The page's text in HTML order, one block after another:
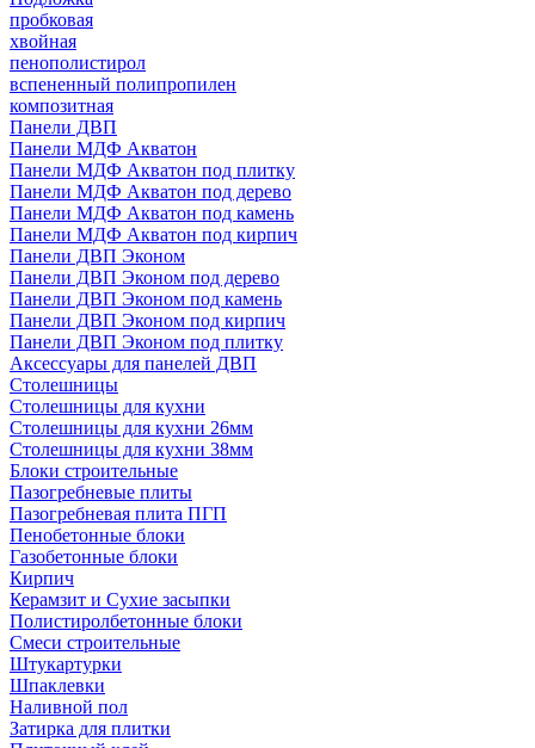
пробковая
хвойная
пенополистирол
вспененный полипропилен
композитная
Панели ДВП
Панели МДФ Акватон
Панели МДФ Акватон под плитку
Панели МДФ Акватон под дерево
Панели МДФ Акватон под камень
Панели МДФ Акватон под кирпич
Панели ДВП Эконом
Панели ДВП Эконом под дерево
Панели ДВП Эконом под камень
Панели ДВП Эконом под кирпич
Панели ДВП Эконом под плитку
Аксессуары для панелей ДВП
Столешницы
Столешницы для кухни
Столешницы для кухни 26мм
Столешницы для кухни 38мм
Блоки строительные
Пазогребневые плиты
Пазогребневая плита ПГП
Пенобетонные блоки
Газобетонные блоки
Кирпич
Керамзит и Сухие засыпки
Полистиролбетонные блоки
Смеси строительные
Штукартурки
Шпаклевки
Наливной пол
Затирка для плитки